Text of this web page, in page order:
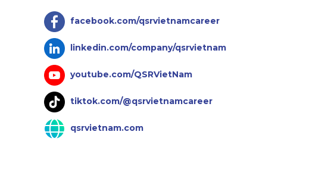
facebook.com/qsrvietnamcareer
linkedin.com/company/qsrvietnam
youtube.com/QSRVietNam
tiktok.com/@qsrvietnamcareer
qsrvietnam.com